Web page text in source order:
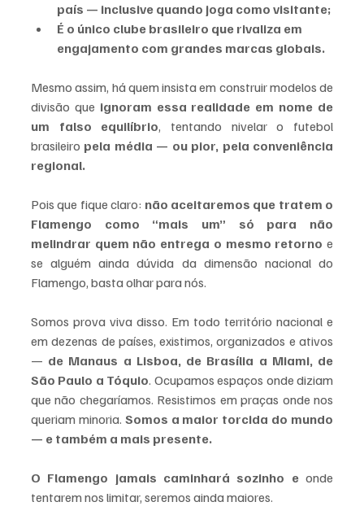
país — inclusive quando joga como visitante;
É o único clube brasileiro que rivaliza em
engajamento com grandes marcas globais.
Mesmo assim, há quem insista em construir modelos de
divisão que ignoram essa realidade em nome de
um falso equilíbrio, tentando nivelar o futebol
brasileiro pela média — ou pior, pela conveniência
regional.
Pois que fique claro: não aceitaremos que tratem o
Flamengo como “mais um” só para não
melindrar quem não entrega o mesmo retorno e
se alguém ainda dúvida da dimensão nacional do
Flamengo, basta olhar para nós.
Somos prova viva disso. Em todo território nacional e
em dezenas de países, existimos, organizados e ativos
— de Manaus a Lisboa, de Brasília a Miami, de
São Paulo a Tóquio. Ocupamos espaços onde diziam
que não chegaríamos. Resistimos em praças onde nos
queriam minoria. Somos a maior torcida do mundo
— e também a mais presente.
O Flamengo jamais caminhará sozinho e onde
tentarem nos limitar, seremos ainda maiores.